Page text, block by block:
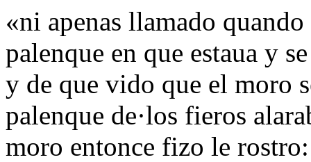
«ni apenas llamado
palenque en que estaua y
y de que vido que el moro
palenque de·los fieros
moro entonce fizo le